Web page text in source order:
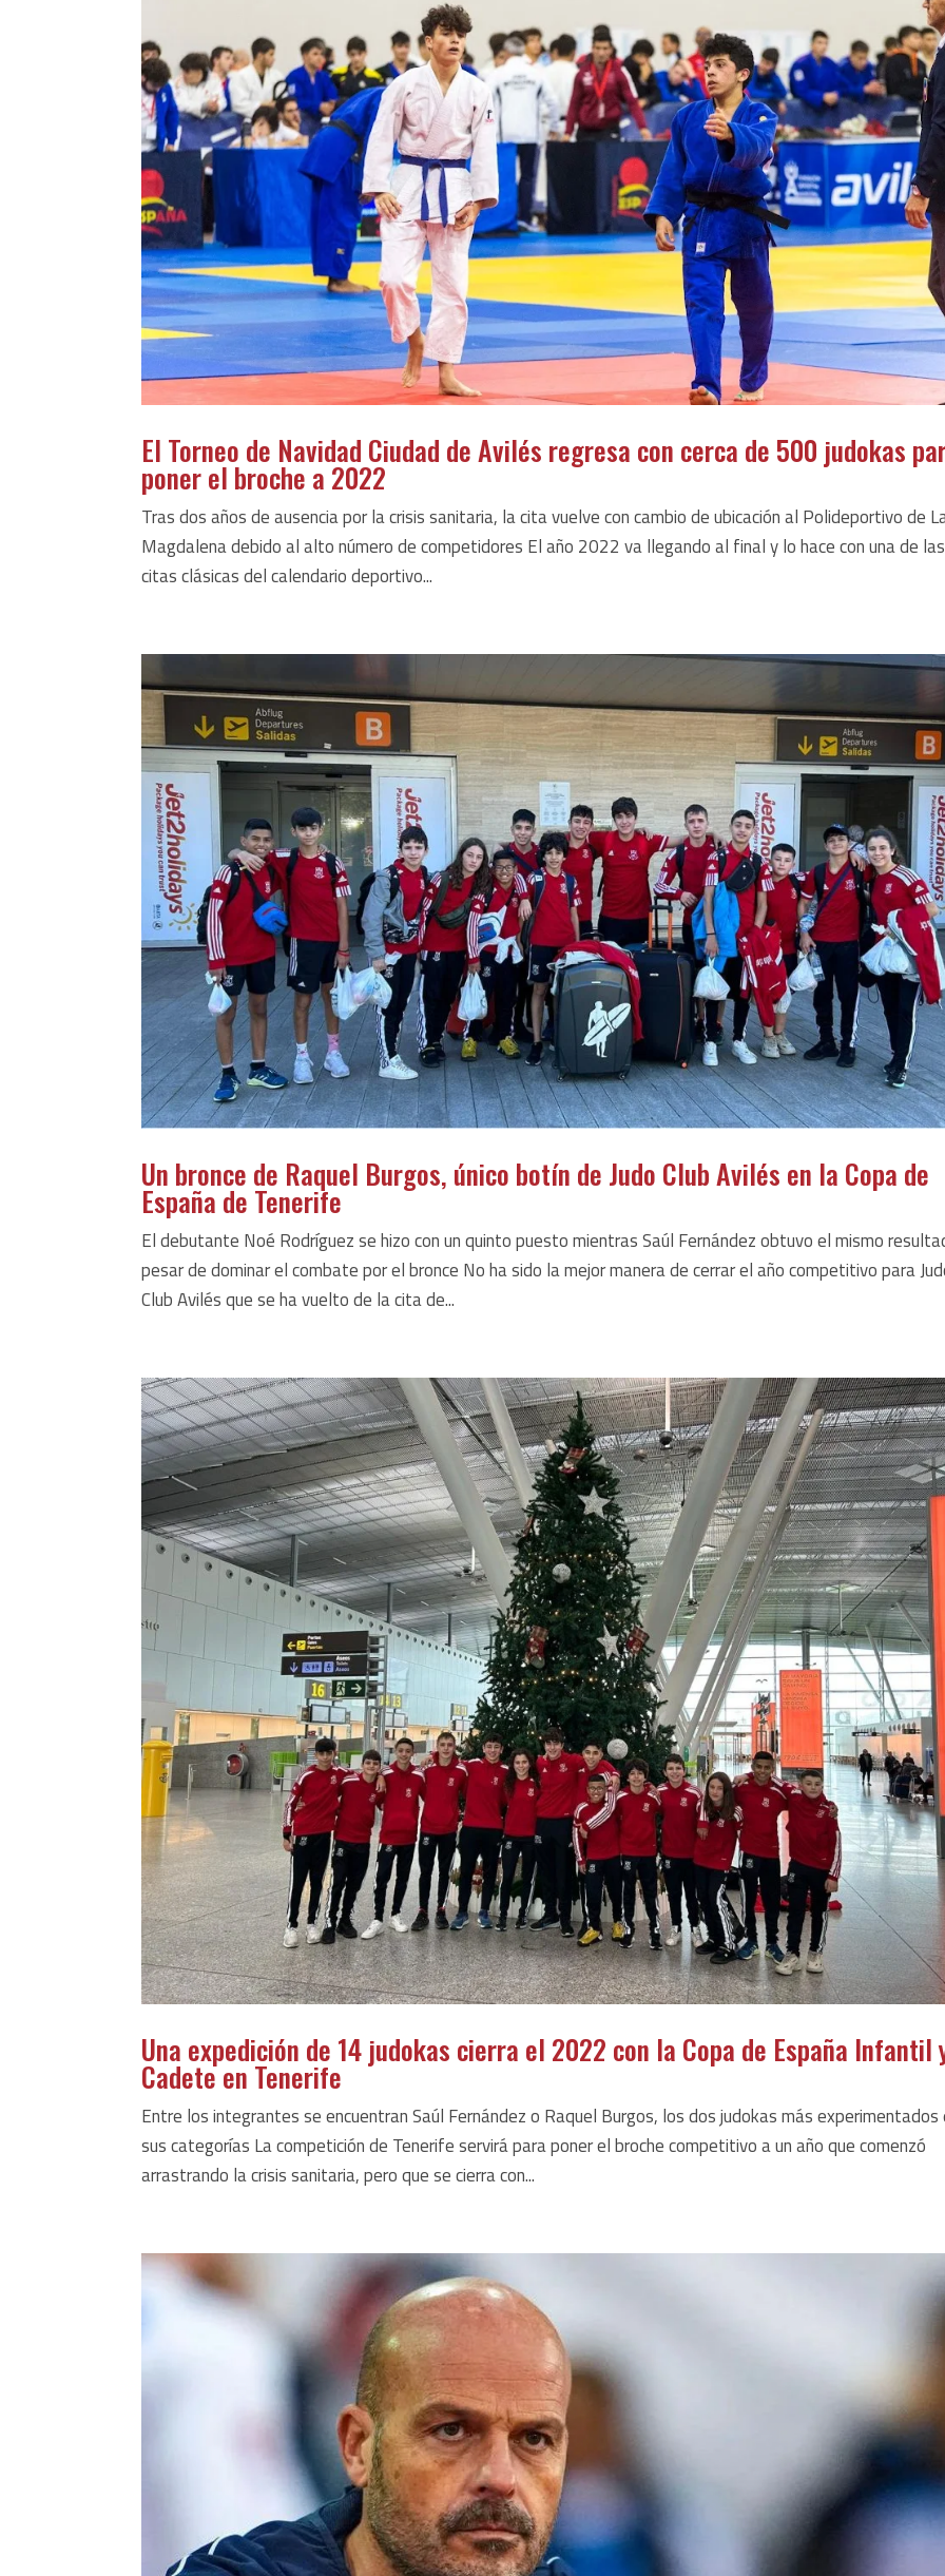
El Torneo de Navidad Ciudad de Avilés regresa con cerca de 500 judokas
poner el broche a 2022
Tras dos años de ausencia por la crisis sanitaria, la cita vuelve con cambio de ubicación al Polideportivo de
Magdalena debido al alto número de competidores El año 2022 va llegando al final y lo hace con una de las
citas clásicas del calendario deportivo...
Un bronce de Raquel Burgos, único botín de Judo Club Avilés en la Copa de
España de Tenerife
El debutante Noé Rodríguez se hizo con un quinto puesto mientras Saúl Fernández obtuvo el mismo
pesar de dominar el combate por el bronce No ha sido la mejor manera de cerrar el año competitivo para
Club Avilés que se ha vuelto de la cita de...
Una expedición de 14 judokas cierra el 2022 con la Copa de España Infantil
Cadete en Tenerife
Entre los integrantes se encuentran Saúl Fernández o Raquel Burgos, los dos judokas más experimentados
sus categorías La competición de Tenerife servirá para poner el broche competitivo a un año que comenzó
arrastrando la crisis sanitaria, pero que se cierra con...